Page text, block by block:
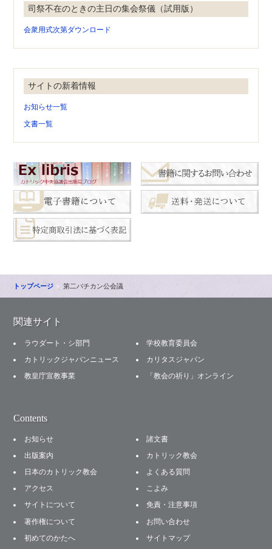
司祭不在のときの主日の集会祭儀（試用版）
会衆用式次第ダウンロード
サイトの新着情報
お知らせ一覧
文書一覧
トップページ 第二バチカン公会議
関連サイト
ラウダート・シ部門
学校教育委員会
カトリックジャパンニュース
カリタスジャパン
教皇庁宣教事業
「教会の祈り」オンライン
Contents
お知らせ
諸文書
出版案内
カトリック教会
日本のカトリック教会
よくある質問
アクセス
こよみ
サイトについて
免責・注意事項
著作権について
お問い合わせ
初めてのかたへ
サイトマップ